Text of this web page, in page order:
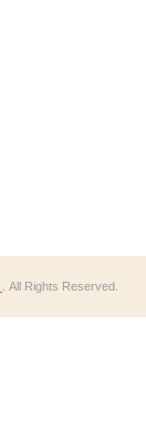
. All Rights Reserved.